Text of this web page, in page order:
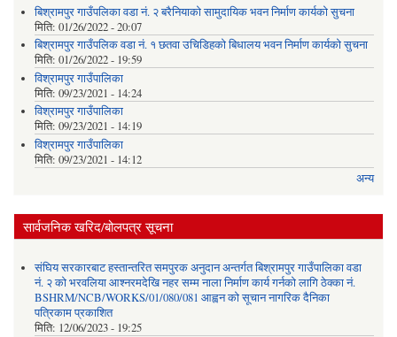
बिश्रामपुर गाउँपलिका वडा नं. २ बरैनियाको सामुदायिक भवन निर्माण कार्यको सुचना
मिति: 01/26/2022 - 20:07
बिश्रामपुर गाउँपलिक वडा नं. १ छतवा उचिडिहको बिधालय भवन निर्माण कार्यको सुचना
मिति: 01/26/2022 - 19:59
विश्रामपुर गाउँपालिका
मिति: 09/23/2021 - 14:24
विश्रामपुर गाउँपालिका
मिति: 09/23/2021 - 14:19
विश्रामपुर गाउँपालिका
मिति: 09/23/2021 - 14:12
अन्य
सार्वजनिक खरिद/बोलपत्र सूचना
संघिय सरकारबाट हस्तान्तरित समपुरक अनुदान अन्तर्गत बिश्रामपुर गाउँपालिका वडा
नं. २ को भरवलिया आश्नरमदेखि नहर सम्म नाला निर्माण कार्य गर्नको लागि ठेक्का नं.
BSHRM/NCB/WORKS/01/080/081 आह्वन को सूचान नागरिक दैनिका
पत्रिकाम प्रकाशित
मिति: 12/06/2023 - 19:25